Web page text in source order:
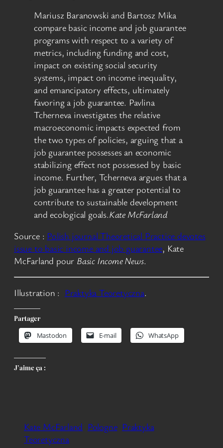
Mariusz Baranowski and Bartosz Mika
compare basic income and job guarantee
programs with respect to a variety of
metrics, including funding and cost,
impact on existing social security
systems, impact on income inequality,
and emancipatory effects, ultimately
favoring a job guarantee. Pavlina
Tcherneva investigates the relative
macroeconomic impacts expected from
the two types of policies, arguing that a
job guarantee possesses an economic
stabilizing effect not possessed by basic
income. Further, Tcherneva argues that a
job guarantee has a greater potential to
contribute to sustainable development
and ecological goals.Kate McFarland
Source : Polish journal Theoretical Practice devotes
issue to basic income and job guarantee, Kate
McFarland pour Basic Income News.
Illustration : Praktyka Teoretyczna.
Partager
Mastodon
E-mail WhatsApp
J’aime ça :
Kate McFarland Pologne Praktyka
Teoretyczna